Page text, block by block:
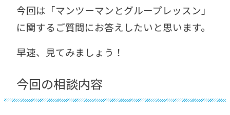
今回は「マンツーマンとグループレッスン」
に関するご質問にお答えしたいと思います。
早速、見てみましょう！
今回の相談内容